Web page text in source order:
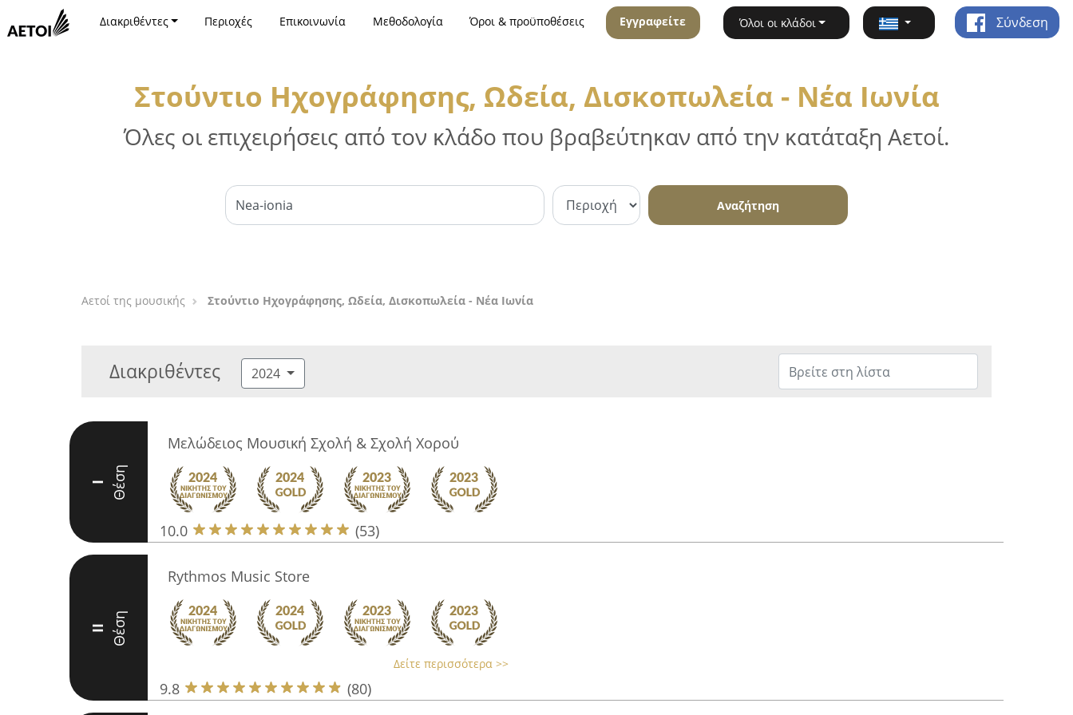
Διακριθέντες Περιοχές Επικοινωνία Μεθοδολογία Όροι & προϋποθέσεις Εγγραφείτε Όλοι οι κλάδοι Σύνδεση
Στούντιο Ηχογράφησης, Ωδεία, Δισκοπωλεία - Νέα Ιωνία
Όλες οι επιχειρήσεις από τον κλάδο που βραβεύτηκαν από την κατάταξη Αετοί.
Αναζήτηση
Αετοί της μουσικής Στούντιο Ηχογράφησης, Ωδεία, Δισκοπωλεία - Νέα Ιωνία
Διακριθέντες 2024
I Θέση
Μελώδειος Μουσική Σχολή & Σχολή Χορού
10.0 (53)
II Θέση
Rythmos Music Store
Δείτε περισσότερα >>
9.8 (80)